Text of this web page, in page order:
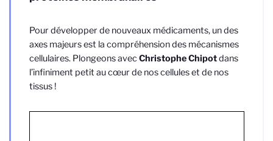
Pour développer de nouveaux médicaments, un des
axes majeurs est la compréhension des mécanismes
cellulaires. Plongeons avecChristophe Chipotdans
l’infiniment petit au cœur de nos cellules et de nos
tissus !